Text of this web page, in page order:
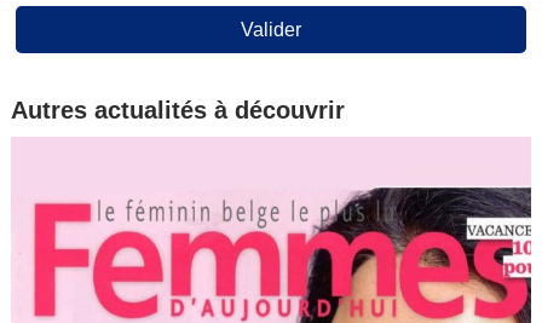
Valider
Autres actualités à découvrir